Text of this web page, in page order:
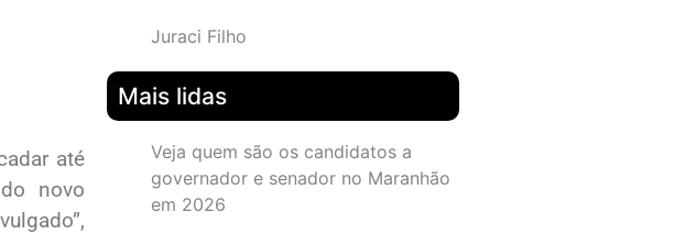
até
novo
Juraci Filho
Mais lidas
Veja quem são os candidatos a
governador e senador no Maranhão
em 2026